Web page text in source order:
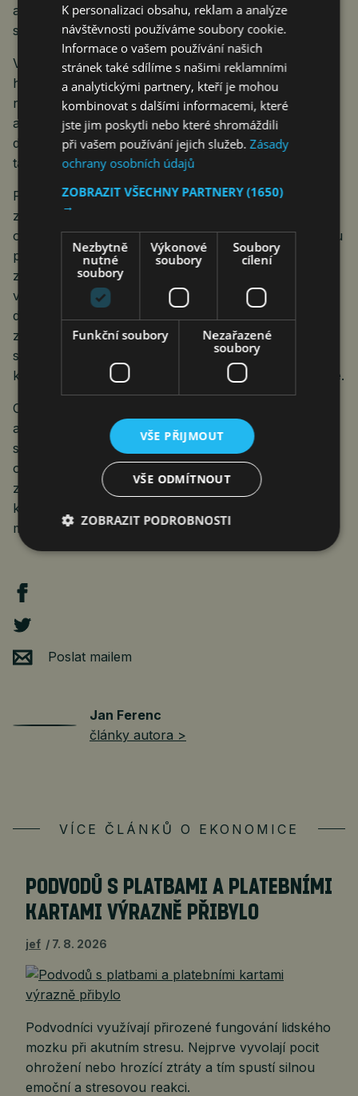
ambiciózní, ale ne nedosažitelný, pokud existuje
skutečná ochota k reformám.
V prvním letošním čtvrtletí německé národní
hospodářství posílilo o 0,4 procenta. Polovina tohoto
růstu šla na vrub exportům do Spojených států
amerických, které zesílily pod hrozbou zvýšení
dovozních cel do USA. Pozitivní trend ale vykázaly
také investice a soukromá spotřeba.
Po zbytek roku nebude možné udržet dynamiku
z prvního čtvrtletí roku 2025. Ve druhém čtvrtletí se
očekává stagnace, jelikož v dubnu došlo k výraznému
poklesu průmyslové výroby a exportu. „Výhled však
zůstává opatrně pozitivní díky zlepšené situaci
v objednávkách a díky optimistickým ukazatelům
důvěry. Rostoucí optimismus je pravděpodobně také
způsoben nadějí na restart hospodářské politiky
s novou německou vládou a pokrokem v obchodním
konfliktu s USA,“ napsal Ifo ve své aktuální prognóze.
Celkově se reálný HDP v roce 2025 zvýší o 0,3 %
a v roce 2026 o 1,5 procenta. Ve srovnání
s prognózou Ifo z jara 2025 se tempo růstu zvýšilo
o 0,1, respektive 0,7 procentního bodu. Revize je
způsobena především dodatečnými fiskálními stimuly,
které v roce 2026 zvýší reálný HDP přibližně o 25
miliard eur.
Poslat mailem
Jan Ferenc
články autora >
VÍCE ČLÁNKŮ O EKONOMICE
PODVODŮ S PLATBAMI A PLATEBNÍMI
KARTAMI VÝRAZNĚ PŘIBYLO
jef 7. 8. 2026
Podvodníci využívají přirozené fungování lidského
mozku při akutním stresu. Nejprve vyvolají pocit
ohrožení nebo hrozící ztráty a tím spustí silnou
emoční a stresovou reakci.
K personalizaci obsahu, reklam a analýze
návštěvnosti používáme soubory cookie.
Informace o vašem používání našich
stránek také sdílíme s našimi reklamními
a analytickými partnery, kteří je mohou
kombinovat s dalšími informacemi, které
jste jim poskytli nebo které shromáždili
při vašem používání jejich služeb.Zásady
ochrany osobních údajů
ZOBRAZIT VŠECHNY PARTNERY(1650)
→
Nezbytně
nutné
soubory
Výkonové
soubory
Soubory
cílení
Funkční soubory
Nezařazené
soubory
VŠE PŘIJMOUT
VŠE ODMÍTNOUT
ZOBRAZIT PODROBNOSTI